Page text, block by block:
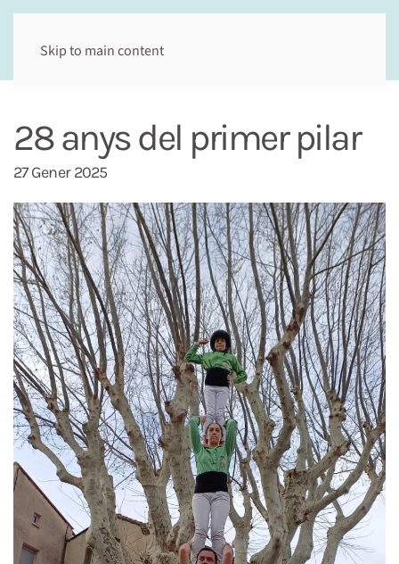
Skip to main content
28 anys del primer pilar
27 Gener 2025